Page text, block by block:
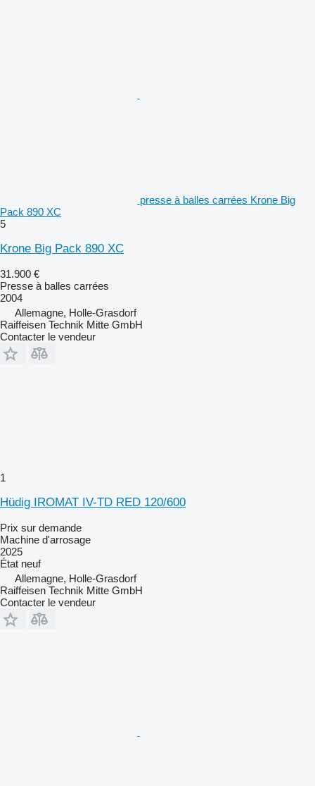
presse à balles carrées Krone Big
Pack 890 XC
5
Krone Big Pack 890 XC
31.900 €
Presse à balles carrées
2004
Allemagne, Holle-Grasdorf
Raiffeisen Technik Mitte GmbH
Contacter le vendeur
1
Hüdig IROMAT IV-TD RED 120/600
Prix sur demande
Machine d'arrosage
2025
État neuf
Allemagne, Holle-Grasdorf
Raiffeisen Technik Mitte GmbH
Contacter le vendeur